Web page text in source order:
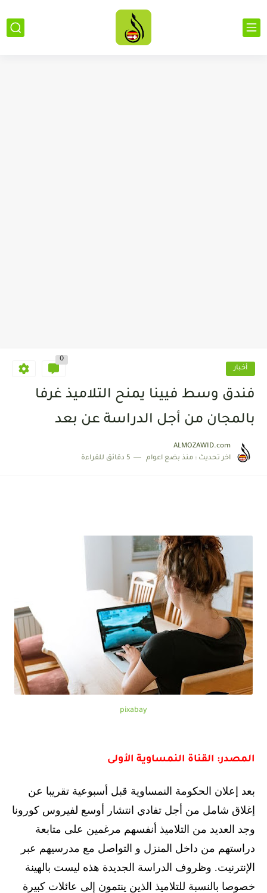
أخبار
0
فندق وسط فيينا يمنح التلاميذ غرفا
بالمجان من أجل الدراسة عن بعد
ALMOZAWID.com
اخر تحديث : منذ بضع اعوام 5 دقائق للقراءة
pixabay
المصدر: القناة النمساوية الأولى
بعد إعلان الحكومة النمساوية قبل أسبوعية تقريبا عن
إغلاق شامل من أجل تفادي انتشار أوسع لفيروس كورونا
وجد العديد من التلاميذ أنفسهم مرغمين على متابعة
دراستهم من داخل المنزل و التواصل مع مدرسيهم عبر
الإنترنيت. وظروف الدراسة الجديدة هذه ليست بالهينة
خصوصا بالنسبة للتلاميذ الذين ينتمون إلى عائلات كبيرة